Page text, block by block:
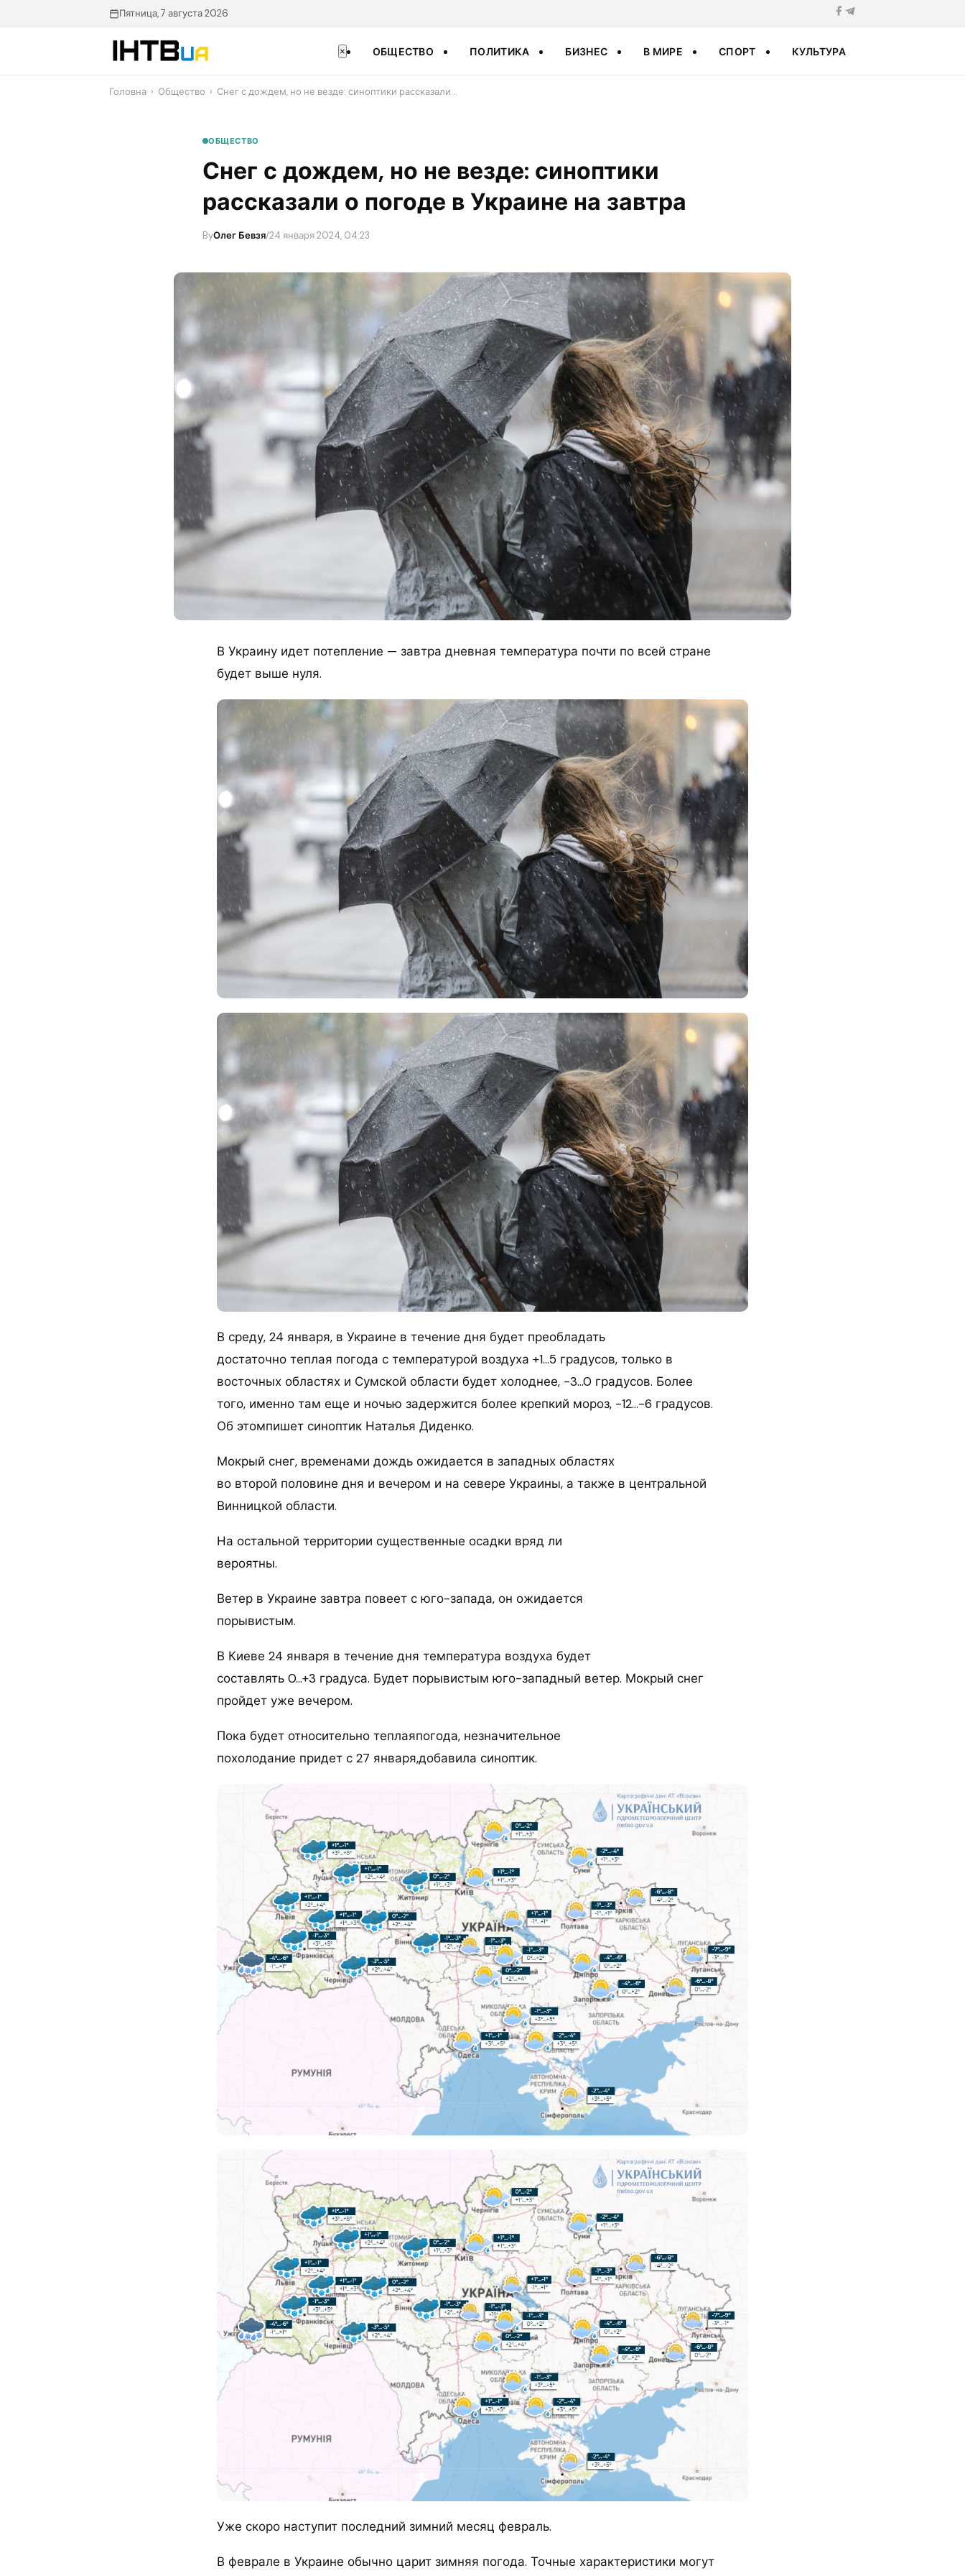
Пятница, 7 августа 2026
× ОБЩЕСТВО ПОЛИТИКА БИЗНЕС В МИРЕ СПОРТ КУЛЬТУРА
Головна › Общество › Снег с дождем, но не везде: синоптики рассказали…
ОБЩЕСТВО
Снег с дождем, но не везде: синоптики
рассказали о погоде в Украине на завтра
ByОлег Бевзя/24 января 2024, 04:23
В Украину идет потепление — завтра дневная температура почти по всей стране
будет выше нуля.
В среду, 24 января, в Украине в течение дня будет преобладать
достаточно теплая погода с температурой воздуха +1…5 градусов, только в
восточных областях и Сумской области будет холоднее, -3…0 градусов. Более
того, именно там еще и ночью задержится более крепкий мороз, -12…-6 градусов.
Об этомпишет синоптик Наталья Диденко.
Мокрый снег, временами дождь ожидается в западных областях
во второй половине дня и вечером и на севере Украины, а также в центральной
Винницкой области.
На остальной территории существенные осадки вряд ли
вероятны.
Ветер в Украине завтра повеет с юго-запада, он ожидается
порывистым.
В Киеве 24 января в течение дня температура воздуха будет
составлять 0…+3 градуса. Будет порывистым юго-западный ветер. Мокрый снег
пройдет уже вечером.
Пока будет относительно теплаяпогода, незначительное
похолодание придет с 27 января,добавила синоптик.
Уже скоро наступит последний зимний месяц февраль.
В феврале в Украине обычно царит зимняя погода. Точные характеристики могут